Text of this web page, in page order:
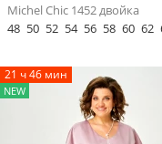
Michel Chic 1452 двойка
48 50 52 54 56 58 60 62
21 ч 46 мин
NEW